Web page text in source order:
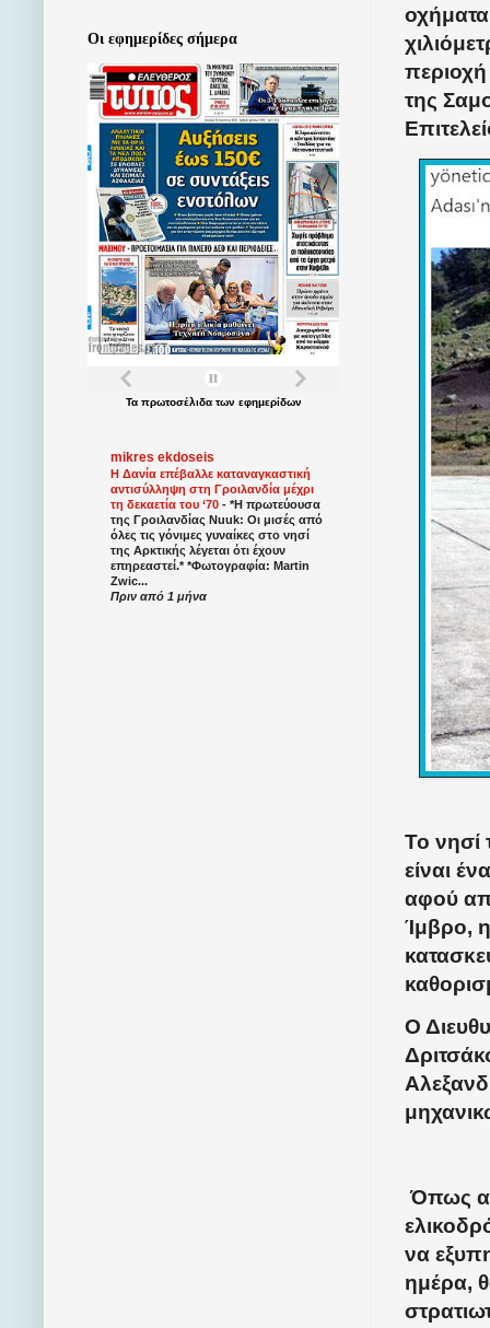
της
Το νησί
είναι
αφού
Ίμβρο,
Ο
Όπως
να
ημέρα,
Οι εφημερίδες σήμερα
Τα πρωτοσέλιδατων εφημερίδων
mikres ekdoseis
Η Δανία επέβαλλε καταναγκαστική
αντισύλληψη στη Γροιλανδία μέχρι
τη δεκαετία του ‘70 - *Η πρωτεύουσα
της Γροιλανδίας Nuuk: Οι μισές από
όλες τις γόνιμες γυναίκες στο νησί
της Αρκτικής λέγεται ότι έχουν
επηρεαστεί.* *Φωτογραφία: Martin
Zwic...
Πριν από 1 μήνα